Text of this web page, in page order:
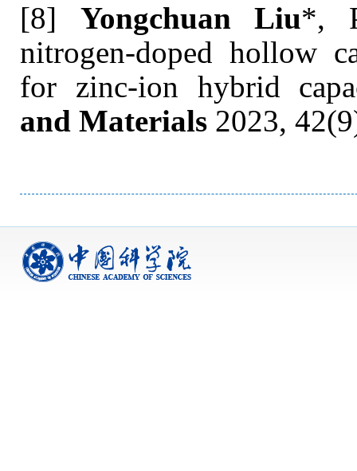
[8] Yongchuan Liu*,
nitrogen-doped hollow
for zinc-ion hybrid
and Materials 2023,